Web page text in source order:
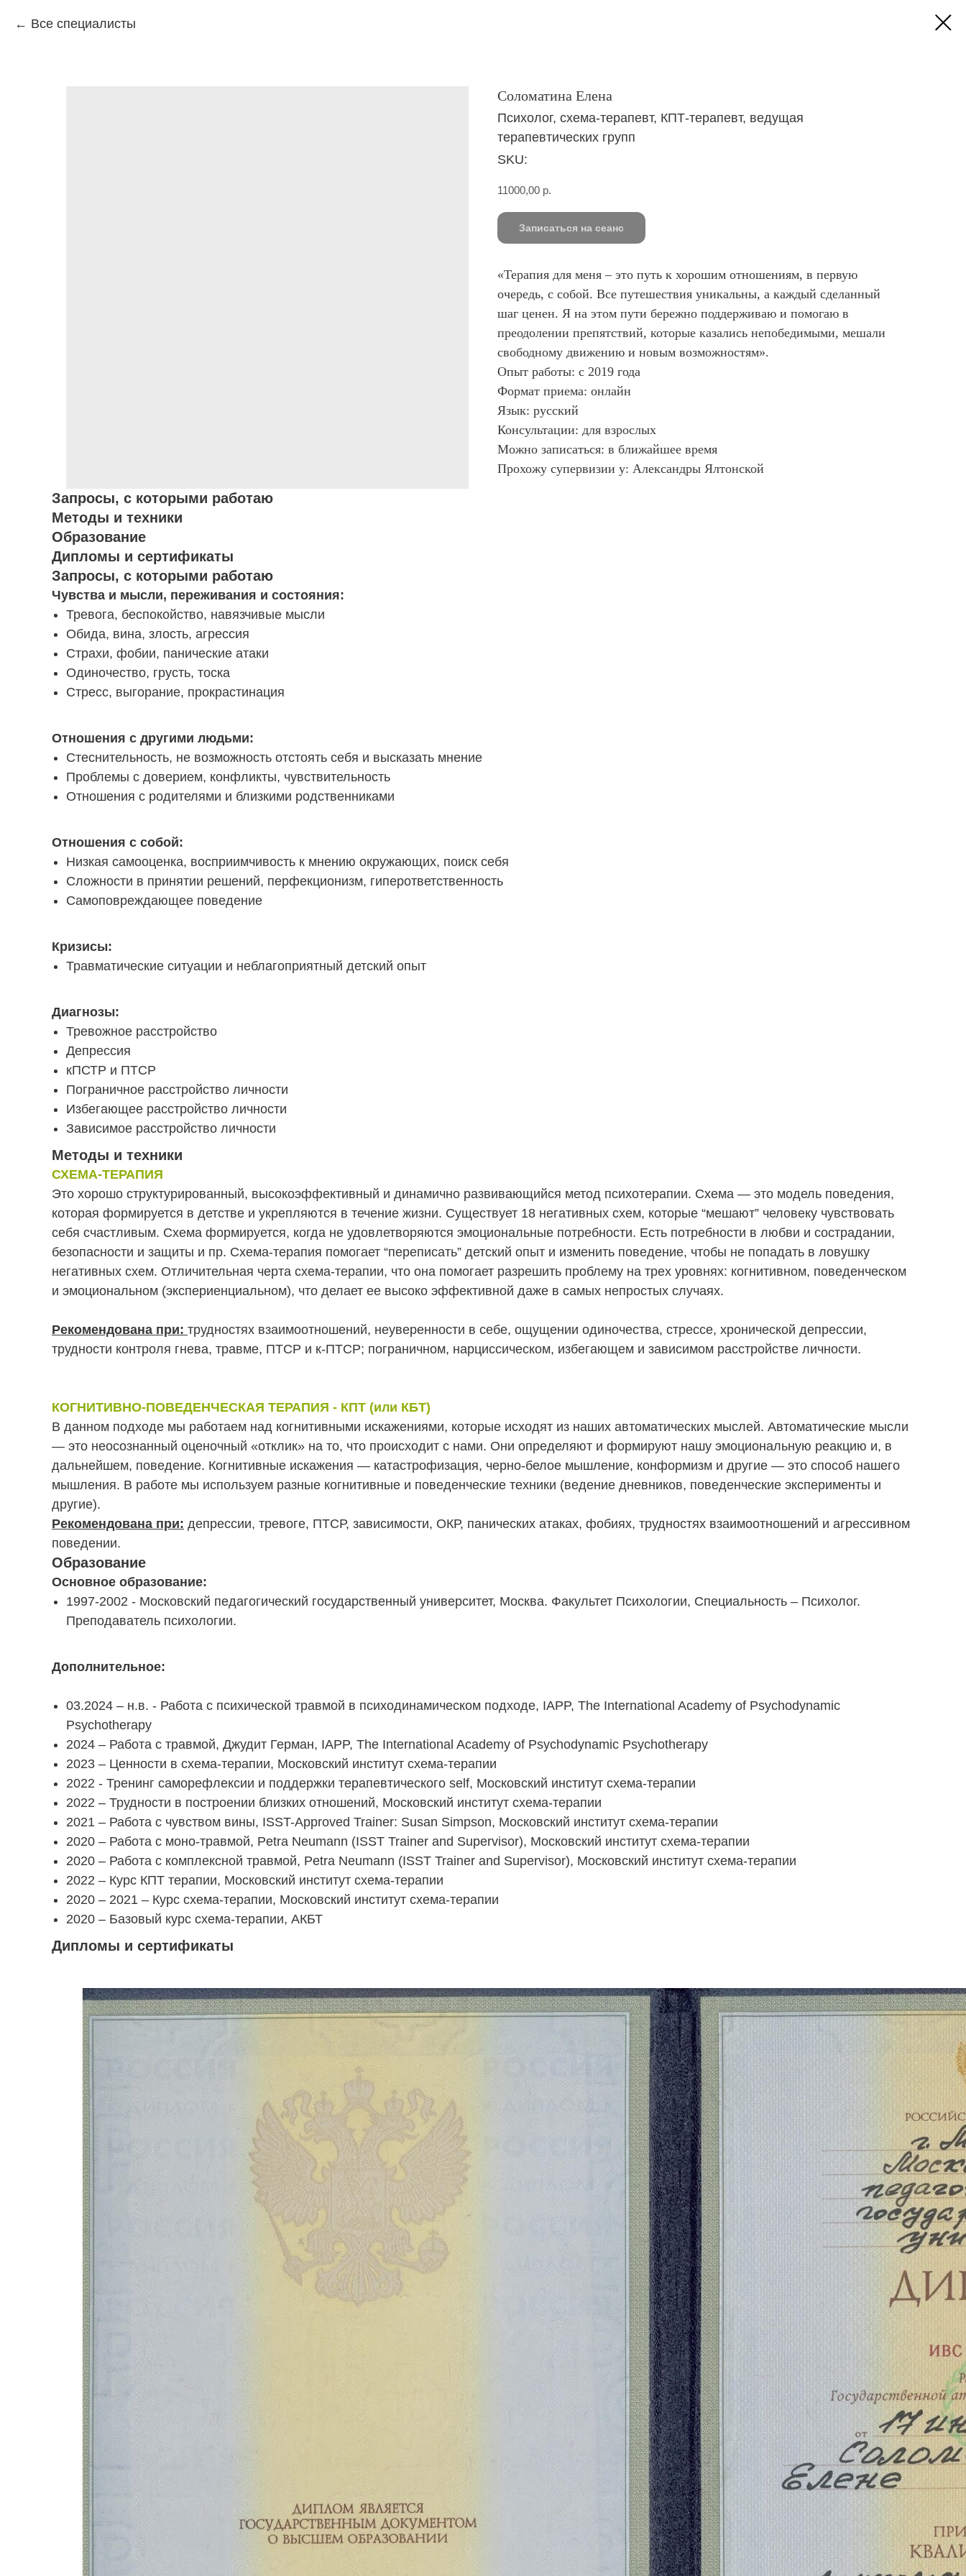
Все специалисты
Соломатина Елена
Психолог, схема-терапевт, КПТ-терапевт, ведущая
терапевтических групп
SKU:
11000,00 р.
Записаться на сеанс
«Терапия для меня – это путь к хорошим отношениям, в первую
очередь, с собой. Все путешествия уникальны, а каждый сделанный
шаг ценен. Я на этом пути бережно поддерживаю и помогаю в
преодолении препятствий, которые казались непобедимыми, мешали
свободному движению и новым возможностям».
Опыт работы: с 2019 года
Формат приема: онлайн
Язык: русский
Консультации: для взрослых
Можно записаться: в ближайшее время
Прохожу супервизии у: Александры Ялтонской
Запросы, с которыми работаю
Методы и техники
Образование
Дипломы и сертификаты
Запросы, с которыми работаю
Чувства и мысли, переживания и состояния:
Тревога, беспокойство, навязчивые мысли
Обида, вина, злость, агрессия
Страхи, фобии, панические атаки
Одиночество, грусть, тоска
Стресс, выгорание, прокрастинация
Отношения с другими людьми:
Стеснительность, не возможность отстоять себя и высказать мнение
Проблемы с доверием, конфликты, чувствительность
Отношения с родителями и близкими родственниками
Отношения с собой:
Низкая самооценка, восприимчивость к мнению окружающих, поиск себя
Сложности в принятии решений, перфекционизм, гиперответственность
Самоповреждающее поведение
Кризисы:
Травматические ситуации и неблагоприятный детский опыт
Диагнозы:
Тревожное расстройство
Депрессия
кПСТР и ПТСР
Пограничное расстройство личности
Избегающее расстройство личности
Зависимое расстройство личности
Методы и техники
СХЕМА-ТЕРАПИЯ
Это хорошо структурированный, высокоэффективный и динамично развивающийся метод психотерапии. Схема — это модель поведения,
которая формируется в детстве и укрепляются в течение жизни. Существует 18 негативных схем, которые “мешают” человеку чувствовать
себя счастливым. Схема формируется, когда не удовлетворяются эмоциональные потребности. Есть потребности в любви и сострадании,
безопасности и защиты и пр. Схема-терапия помогает “переписать” детский опыт и изменить поведение, чтобы не попадать в ловушку
негативных схем. Отличительная черта схема-терапии, что она помогает разрешить проблему на трех уровнях: когнитивном, поведенческом
и эмоциональном (экспериенциальном), что делает ее высоко эффективной даже в самых непростых случаях.
Рекомендована при: трудностях взаимоотношений, неуверенности в себе, ощущении одиночества, стрессе, хронической депрессии,
трудности контроля гнева, травме, ПТСР и к-ПТСР; пограничном, нарциссическом, избегающем и зависимом расстройстве личности.
КОГНИТИВНО-ПОВЕДЕНЧЕСКАЯ ТЕРАПИЯ - КПТ (или КБТ)
В данном подходе мы работаем над когнитивными искажениями, которые исходят из наших автоматических мыслей. Автоматические мысли
— это неосознанный оценочный «отклик» на то, что происходит с нами. Они определяют и формируют нашу эмоциональную реакцию и, в
дальнейшем, поведение. Когнитивные искажения — катастрофизация, черно-белое мышление, конформизм и другие — это способ нашего
мышления. В работе мы используем разные когнитивные и поведенческие техники (ведение дневников, поведенческие эксперименты и
другие).
Рекомендована при: депрессии, тревоге, ПТСР, зависимости, ОКР, панических атаках, фобиях, трудностях взаимоотношений и агрессивном
поведении.
Образование
Основное образование:
1997-2002 - Московский педагогический государственный университет, Москва. Факультет Психологии, Специальность – Психолог.
Преподаватель психологии.
Дополнительное:
03.2024 – н.в. - Работа с психической травмой в психодинамическом подходе, IAPP, The International Academy of Psychodynamic
Psychotherapy
2024 – Работа с травмой, Джудит Герман, IAPP, The International Academy of Psychodynamic Psychotherapy
2023 – Ценности в схема-терапии, Московский институт схема-терапии
2022 - Тренинг саморефлексии и поддержки терапевтического self, Московский институт схема-терапии
2022 – Трудности в построении близких отношений, Московский институт схема-терапии
2021 – Работа с чувством вины, ISST-Approved Trainer: Susan Simpson, Московский институт схема-терапии
2020 – Работа с моно-травмой, Petra Neumann (ISST Trainer and Supervisor), Московский институт схема-терапии
2020 – Работа с комплексной травмой, Petra Neumann (ISST Trainer and Supervisor), Московский институт схема-терапии
2022 – Курс КПТ терапии, Московский институт схема-терапии
2020 – 2021 – Курс схема-терапии, Московский институт схема-терапии
2020 – Базовый курс схема-терапии, АКБТ
Дипломы и сертификаты